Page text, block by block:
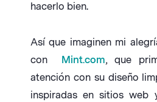
hacerlo bien.
Así que imaginen mi
con
Mint.com, que
atención con su diseño
inspiradas en sitios web